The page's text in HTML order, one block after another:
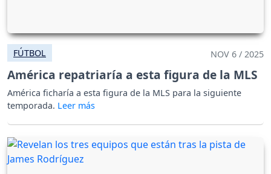
FÚTBOL NOV 6 / 2025
América repatriaría a esta figura de la MLS
América ficharía a esta figura de la MLS para la siguiente
temporada.